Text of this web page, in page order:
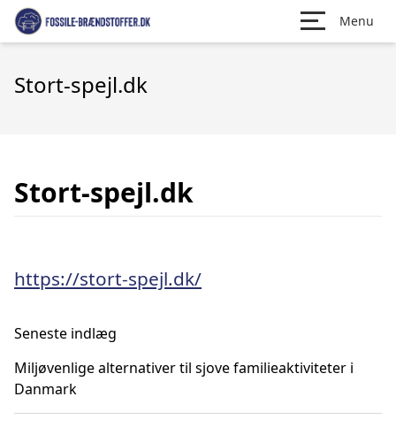
Menu
Stort-spejl.dk
Stort-spejl.dk
https://stort-spejl.dk/
Seneste indlæg
Miljøvenlige alternativer til sjove familieaktiviteter i
Danmark